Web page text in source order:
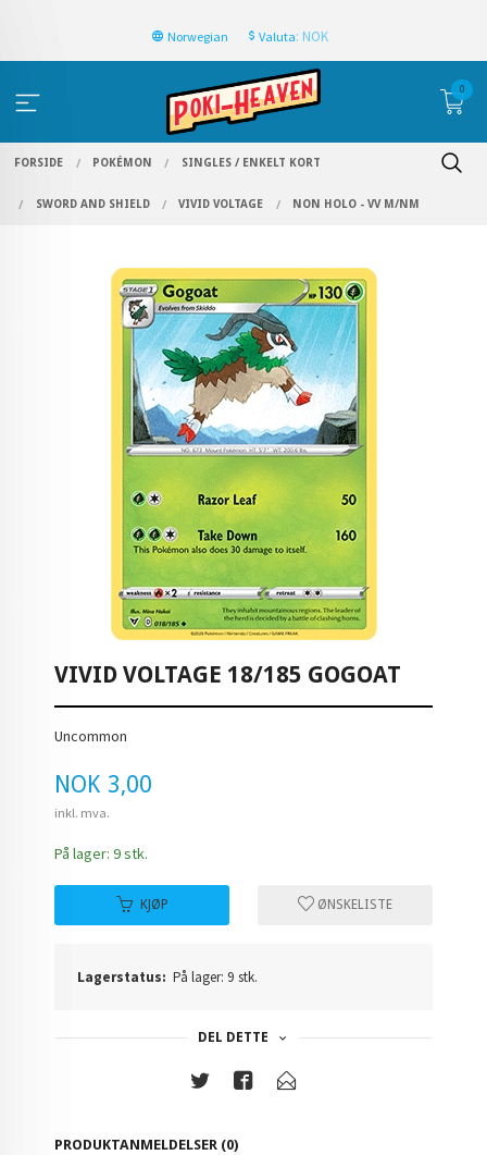
Norwegian Valuta: NOK
0
FORSIDE POKÉMON SINGLES / ENKELT KORT
SWORD AND SHIELD VIVID VOLTAGE NON HOLO - VV M/NM
VIVID VOLTAGE 18/185 GOGOAT
Uncommon
Pris
NOK 3,00
inkl. mva.
På lager: 9 stk.
KJØP ØNSKELISTE
Lagerstatus: På lager: 9 stk.
DEL DETTE
PRODUKTANMELDELSER (0)